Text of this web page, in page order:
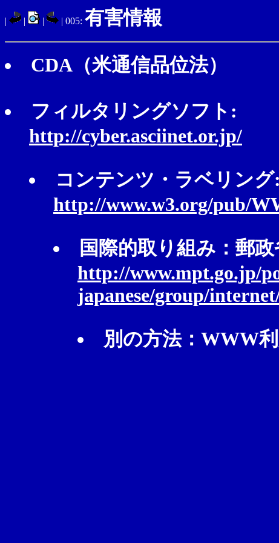
| | | | 005: 有害情報
CDA（米通信品位法）
フィルタリングソフト:
http://cyber.asciinet.or.jp/
コンテンツ・ラベリング:
http://www.w3.org/pub/
国際的取り組み：郵
http://www.mpt.go.jp/
japanese/group/
別の方法：WWW